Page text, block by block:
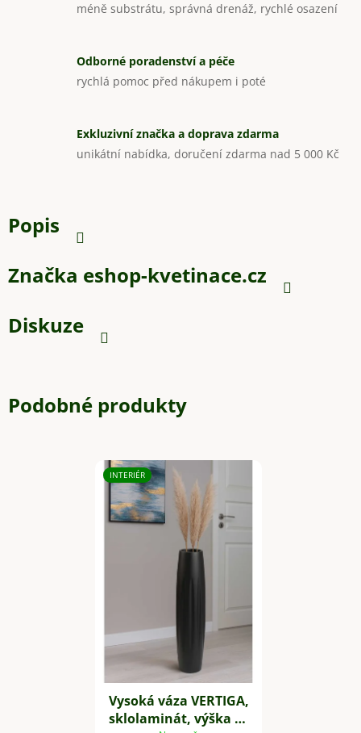
méně substrátu, správná drenáž, rychlé osazení
Odborné poradenství a péče
rychlá pomoc před nákupem i poté
Exkluzivní značka a doprava zdarma
unikátní nabídka, doručení zdarma nad 5 000 Kč
Popis
Značka eshop-kvetinace.cz
Diskuze
Podobné produkty
INTERIÉR
Vysoká váza VERTIGA,
sklolaminát, výška 80